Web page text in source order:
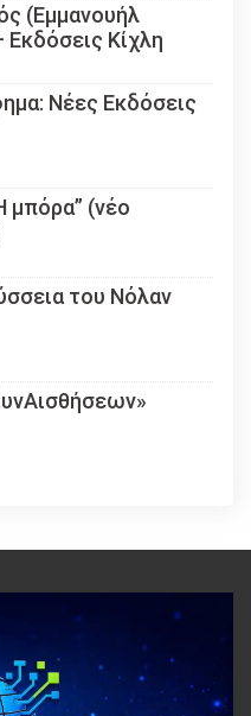
(Εμμανουήλ
Κίχλη
Νέες Εκδόσεις
μπόρα” (νέο
του Νόλαν